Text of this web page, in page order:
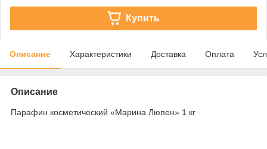
Купить
Описание Характеристики Доставка Оплата
Описание
Парафин косметический «Марина Люпен» 1 кг